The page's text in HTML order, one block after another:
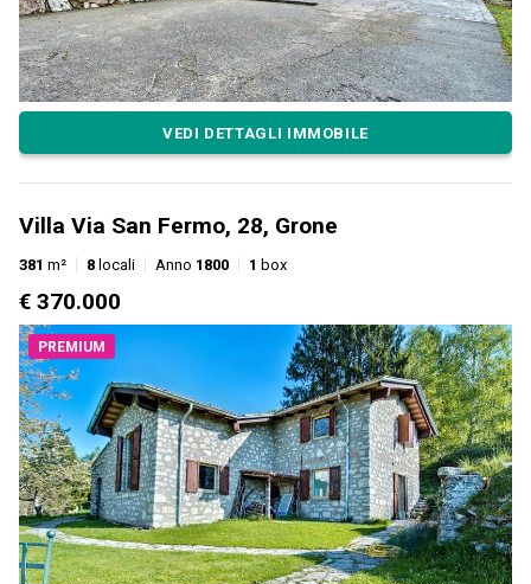
VEDI DETTAGLI IMMOBILE
Villa Via San Fermo, 28, Grone
381 m² 8 locali Anno 1800 1 box
€ 370.000
PREMIUM